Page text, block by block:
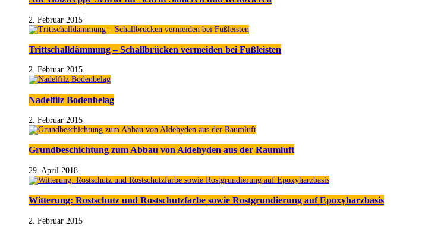
2. Februar 2015
Trittschalldämmung – Schallbrücken vermeiden bei Fußleisten
2. Februar 2015
Nadelfilz Bodenbelag
2. Februar 2015
Grundbeschichtung zum Abbau von Aldehyden aus der Raumluft
29. April 2018
Witterung: Rostschutz und Rostschutzfarbe sowie Rostgrundierung auf Epoxyharzbasis
2. Februar 2015